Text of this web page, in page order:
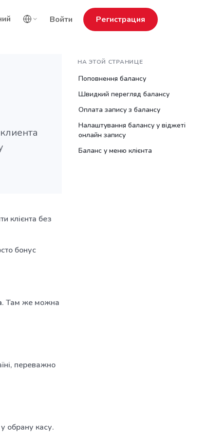
Войти Регистрация
клієнта без
бонус
. Там же можна
переважно
обрану касу.
НА ЭТОЙ СТРАНИЦЕ
Поповнення балансу
Швидкий перегляд балансу
Оплата запису з балансу
Налаштування балансу у віджеті
онлайн запису
Баланс у меню клієнта